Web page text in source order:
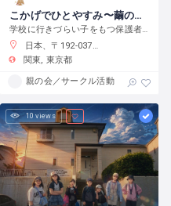
こかげでひとやすみ〜繭の会〜
学校に行きづらい子をもつ保護者の会です
日本、〒192-0375 東京都八王子市鑓水２丁目２０１３−２
関東
東京都
親の会／サークル活動
10 views